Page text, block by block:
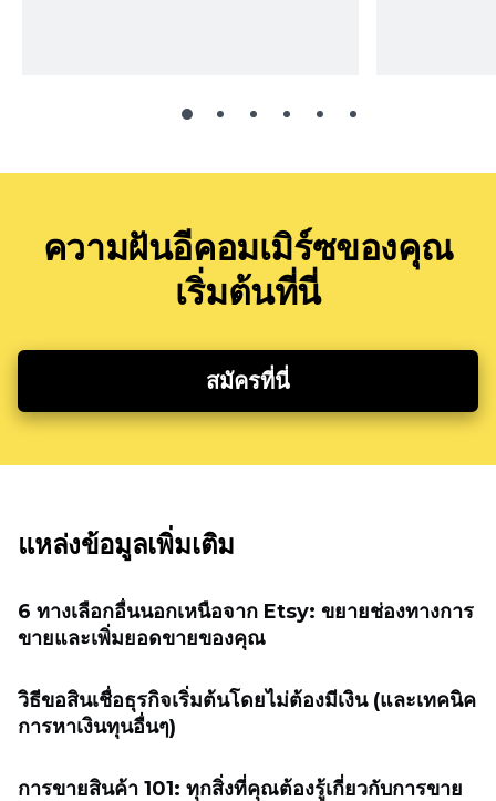
ความฝันอีคอมเมิร์ซของคุณ
เริ่มต้นที่นี่
สมัครที่นี่
แหล่งข้อมูลเพิ่มเติม
6 ทางเลือกอื่นนอกเหนือจาก Etsy: ขยายช่องทางการ
ขายและเพิ่มยอดขายของคุณ
วิธีขอสินเชื่อธุรกิจเริ่มต้นโดยไม่ต้องมีเงิน (และเทคนิค
การหาเงินทุนอื่นๆ)
การขายสินค้า 101: ทุกสิ่งที่คุณต้องรู้เกี่ยวกับการขาย